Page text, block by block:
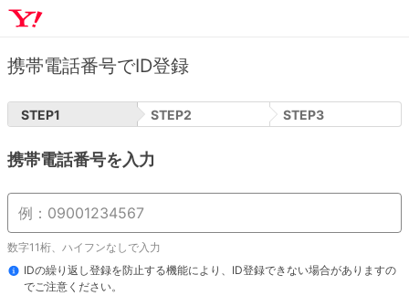
携帯電話番号でID登録
STEP1 STEP2 STEP3
携帯電話番号を入力
数字11桁、ハイフンなしで入力
IDの繰り返し登録を防止する機能により、ID登録できない場合がありますの
でご注意ください。